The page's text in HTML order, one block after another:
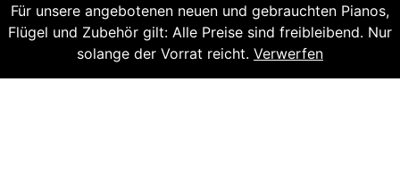
Andere Leistungen
RECHTLICHES
Klavier stimmen?
Für unsere angebotenen neuen und gebrauchten Pianos,
Flügel und Zubehör gilt: Alle Preise sind freibleibend. Nur
solange der Vorrat reicht. Verwerfen